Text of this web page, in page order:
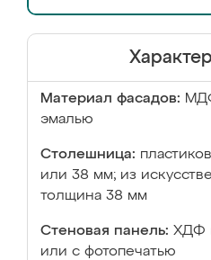
Материал фасадов:
эмалью
Столешница:
или 38 мм; из
толщина 38 мм
Стеновая панель: ХДФ
или с фотопечатью